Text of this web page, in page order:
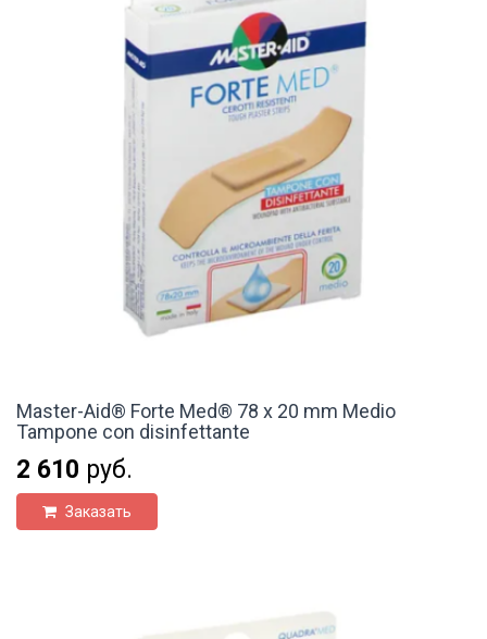
Master-Aid® Forte Med® 78 x 20 mm Medio
Tampone con disinfettante
2 610 руб.
Заказать